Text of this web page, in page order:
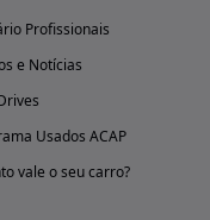
Profissionais
e Notícias
Usados ACAP
vale o seu carro?